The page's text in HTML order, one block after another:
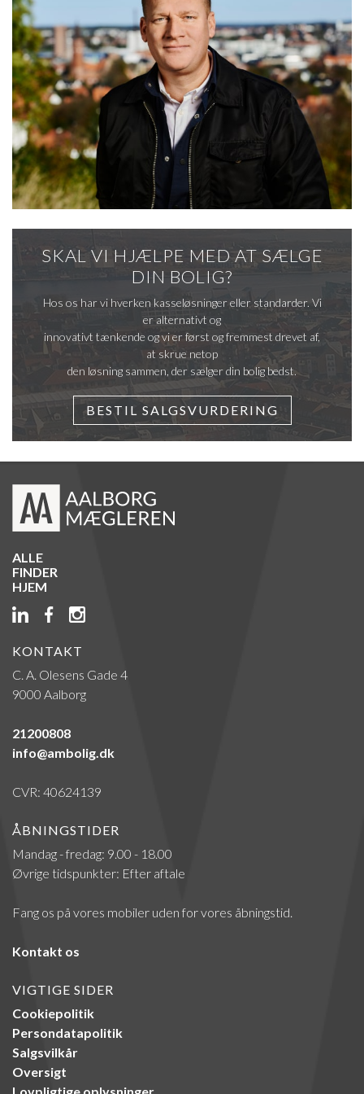
som stille og roligt sætter sig.
SKAL VI HJÆLPE MED AT SÆLGE
DIN BOLIG?
Hos os har vi hverken kasseløsninger eller standarder. Vi
er alternativt og
innovativt tænkende og vi er først og fremmest drevet af,
at skrue netop
den løsning sammen, der sælger din bolig bedst.
BESTIL SALGSVURDERING
ALLE
FINDER
HJEM
KONTAKT
C. A. Olesens Gade 4
9000 Aalborg
21200808
info@ambolig.dk
CVR: 40624139
ÅBNINGSTIDER
Mandag - fredag: 9.00 - 18.00
Øvrige tidspunkter: Efter aftale
Fang os på vores mobiler uden for vores åbningstid.
Kontakt os
VIGTIGE SIDER
Cookiepolitik
Persondatapolitik
Salgsvilkår
Oversigt